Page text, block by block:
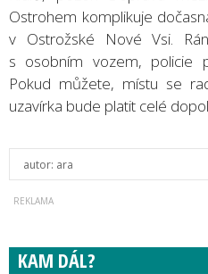
Ostrohem komplikuje
v Ostrožské Nové Vsi.
s osobním vozem, policie
Pokud můžete, místu se
uzavírka bude platit celé
autor: ara
KAM DÁL?